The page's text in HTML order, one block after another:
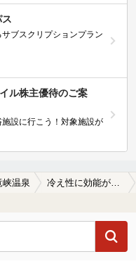
ブスクリプションプラン
ル株主優待のご案
設に行こう！対象施設が
峡温泉